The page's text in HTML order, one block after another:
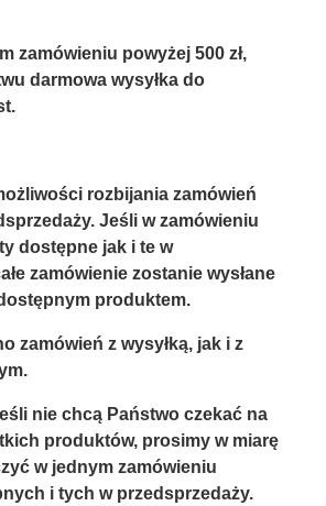
zamówieniu powyżej 500 zł,
darmowa wysyłka do
rozbijania zamówień
Jeśli w zamówieniu
dostępne jak i te w
zamówienie zostanie wysłane
produktem.
zamówień z wysyłką, jak i z
nie chcą Państwo czekać na
produktów, prosimy w miarę
w jednym zamówieniu
i tych w przedsprzedaży.